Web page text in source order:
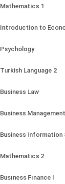
Mathematics 1
Introduction to
Psychology
Turkish Language 2
Business Law
Business Management
Business Information
Mathematics 2
Busıness Fınance I